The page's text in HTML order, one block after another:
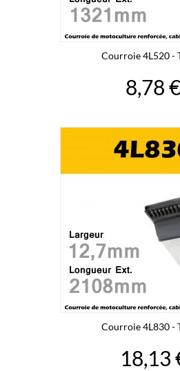
Courroie 4L520 -
8,78 €
Courroie 4L830 -
18,13